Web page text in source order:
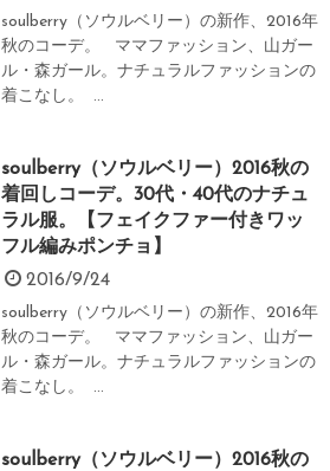
soulberry（ソウルベリー）の新作、2016年
秋のコーデ。 ママファッション、山ガー
ル・森ガール。ナチュラルファッションの
着こなし。 ...
soulberry（ソウルベリー）2016秋の
着回しコーデ。30代・40代のナチュ
ラル服。【フェイクファー付きワッ
フル編みポンチョ】
2016/9/24
soulberry（ソウルベリー）の新作、2016年
秋のコーデ。 ママファッション、山ガー
ル・森ガール。ナチュラルファッションの
着こなし。 ...
soulberry（ソウルベリー）2016秋の